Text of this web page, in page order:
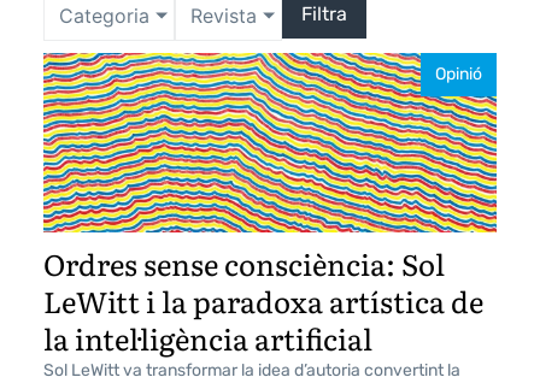
Categoria Revista Filtra
Opinió
Ordres sense consciència: Sol
LeWitt i la paradoxa artística de
la intel·ligència artificial
Sol LeWitt va transformar la idea d’autoria convertint la